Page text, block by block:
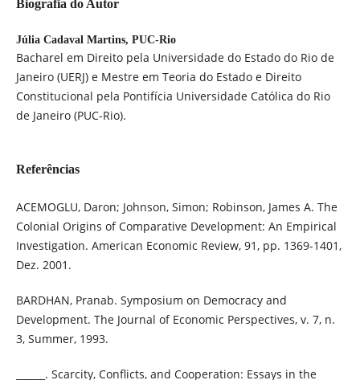
Biografia do Autor
Júlia Cadaval Martins, PUC-Rio
Bacharel em Direito pela Universidade do Estado do Rio de
Janeiro (UERJ) e Mestre em Teoria do Estado e Direito
Constitucional pela Pontifícia Universidade Católica do Rio
de Janeiro (PUC-Rio).
Referências
ACEMOGLU, Daron; Johnson, Simon; Robinson, James A. The
Colonial Origins of Comparative Development: An Empirical
Investigation. American Economic Review, 91, pp. 1369-1401,
Dez. 2001.
BARDHAN, Pranab. Symposium on Democracy and
Development. The Journal of Economic Perspectives, v. 7, n.
3, Summer, 1993.
______. Scarcity, Conflicts, and Cooperation: Essays in the